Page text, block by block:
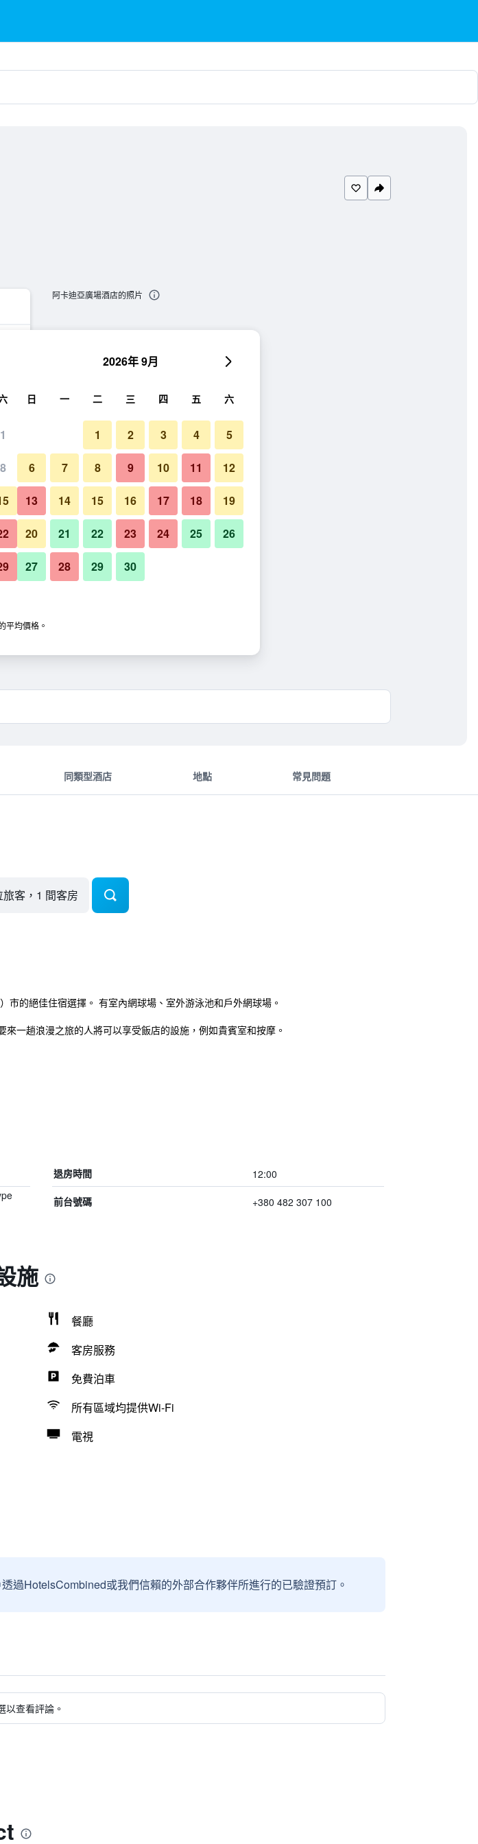
阿卡迪亞廣場酒店的照片
同類型酒店 地點 常見問題
旅客，1 間客房
的絕佳住宿選擇。 有室內網球場、室外游泳池和戶外網球場。
一趟浪漫之旅的人將可以享受飯店的設施，例如貴賓室和按摩。
退房時間 12:00
前台號碼 +380 482 307 100
施
餐廳
客房服務
免費泊車
所有區域均提供Wi-Fi
電視
過HotelsCombined或我們信賴的外部合作夥伴所進行的已驗證預訂。
查看評論。
1
8
2026年 9月
日 一 二 三 四 五 六
1 2 3 4 5
6 7 8 9 10 11 12
13 14 15 16 17 18 19
20 21 22 23 24 25 26
27 28 29 30
平均價格。